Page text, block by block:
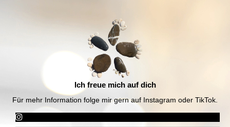
Ich freue mich auf dich
Für mehr Information folge mir gern auf Instagram oder TikTok.